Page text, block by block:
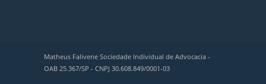
Matheus Falivene Sociedade Individual de Advocacia -
OAB 25.367/SP - CNPJ 30.608.849/0001-03